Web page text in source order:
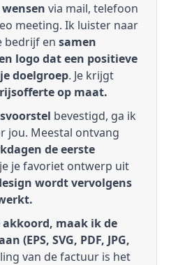
via mail, telefoon
meeting. Ik luister naar
bedrijf en samen
logo dat een positieve
doelgroep. Je krijgt
op maat.
bevestigd, ga ik
jou. Meestal ontvang
de eerste
je favoriet ontwerp uit
wordt vervolgens
maak ik de
(EPS, SVG, PDF, JPG,
van de factuur is het